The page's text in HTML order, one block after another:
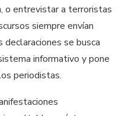
o entrevistar a terroristas
siempre envían
se busca
informativo y pone
periodistas.